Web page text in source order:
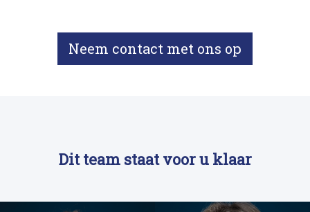
Neem contact met ons op
Dit team staat voor u klaar